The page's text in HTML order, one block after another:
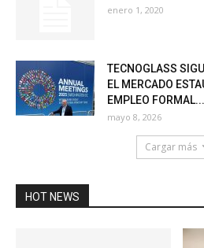
enero 1, 2020
TECNOGLASS
EL MERCADO
EMPLEO FORMAL...
mayo 8, 2026
Cargar más
HOT NEWS